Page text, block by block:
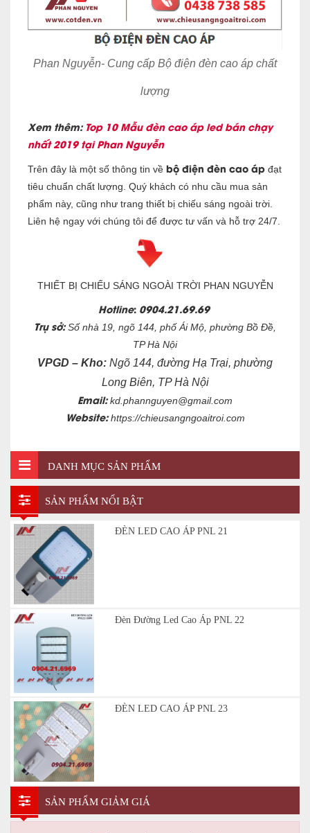
Phan Nguyễn- Cung cấp Bộ điện đèn cao áp chất
lượng
Xem thêm:Top 10 Mẫu đèn cao áp led bán chạy
nhất 2019 tại Phan Nguyễn
Trên đây là một số thông tin về bộ điện đèn cao áp đạt
tiêu chuẩn chất lượng. Quý khách có nhu cầu mua sản
phẩm này, cũng như trang thiết bị chiếu sáng ngoài trời.
Liên hệ ngay với chúng tôi để được tư vấn và hỗ trợ 24/7.
THIẾT BỊ CHIẾU SÁNG NGOÀI TRỜI PHAN NGUYỄN
Hotline: 0904.21.69.69
Trụ sở:Số nhà 19, ngõ 144, phố Ái Mộ, phường Bồ Đề,
TP Hà Nội
VPGD – Kho: Ngõ 144, đường Hạ Trại, phường
Long Biên, TP Hà Nội
Email:kd.phannguyen@gmail.com
Website:https://chieusangngoaitroi.com
DANH MỤC SẢN PHẨM
SẢN PHẨM NỔI BẬT
ĐÈN LED CAO ÁP PNL 21
Đèn Đường Led Cao Áp PNL 22
ĐÈN LED CAO ÁP PNL 23
SẢN PHẨM GIẢM GIÁ